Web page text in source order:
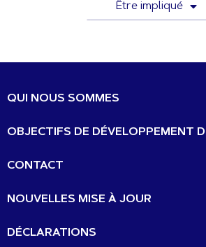
Être impliqué
QUI NOUS SOMMES
OBJECTIFS DE DÉVELOPPEMENT
CONTACT
NOUVELLES MISE À JOUR
DÉCLARATIONS